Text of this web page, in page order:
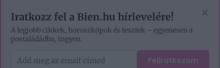
×
Iratkozz fel a Bien.hu hírlevelére!
A legjobb cikkek, horoszkópok és tesztek – egyenesen a
postaládádba, ingyen.
Feliratkozom